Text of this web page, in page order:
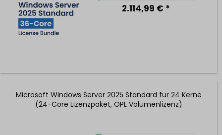
2.114,99 € *
Microsoft Windows Server 2025 Standard für 24 Kerne
(24-Core Lizenzpaket, OPL Volumenlizenz)